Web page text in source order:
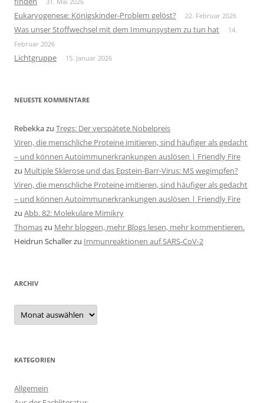
Eukaryogenese: Königskinder-Problem gelöst? 22. Februar 2026
Was unser Stoffwechsel mit dem Immunsystem zu tun hat
14.
Februar 2026
Lichtgruppe 15. Januar 2026
NEUESTE KOMMENTARE
Rebekkazu Tregs: Der verspätete Nobelpreis
Viren, die menschliche Proteine imitieren, sind häufiger als gedacht
– und können Autoimmunerkrankungen auslösen | Friendly Fire
zu Multiple Sklerose und das Epstein-Barr-Virus: MS wegimpfen?
Viren, die menschliche Proteine imitieren, sind häufiger als gedacht
– und können Autoimmunerkrankungen auslösen | Friendly Fire
zu Abb. 82: Molekulare Mimikry
Thomaszu Mehr bloggen, mehr Blogs lesen, mehr kommentieren.
Heidrun Schallerzu Immunreaktionen auf SARS-CoV-2
ARCHIV
Archiv
KATEGORIEN
Allgemein